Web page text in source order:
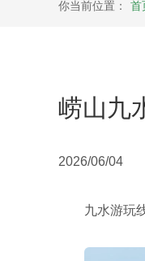
你当前位置： 首
崂山九
2026/06/04
九水游玩